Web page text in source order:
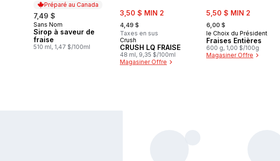
Préparé au Canada
7,49 $
Préparé au Canada
Sans Nom
Sirop à saveur de
fraise
510 ml, 1,47 $/100ml
sale:
3,50 $ MIN 2
, formerly:
4,49 $
Taxes en sus
Crush
CRUSH LQ FRAISE
48 ml, 9,35 $/100ml
Magasiner Offre
sale:
5,50 $ MIN 2
, formerly:
6,00 $
le Choix du Président
Fraises Entières
600 g, 1,00 $/100g
Magasiner Offre